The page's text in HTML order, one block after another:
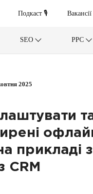
Подкаст 🎙
SEO PPC
2025
прикладі
CRM